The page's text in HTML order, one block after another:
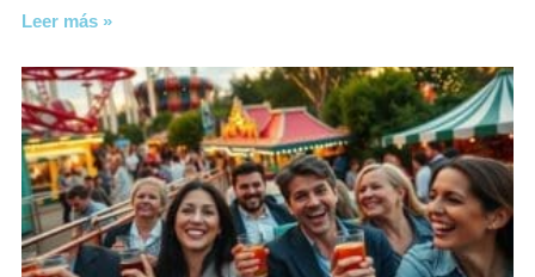
Leer más »